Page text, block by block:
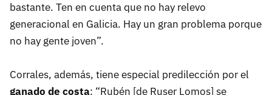
bastante. Ten en cuenta que no hay relevo
generacional en Galicia. Hay un gran problema porque
no hay gente joven”.
Corrales, además, tiene especial predilección por el
ganado de costa: “Rubén [de Ruser Lomos] se